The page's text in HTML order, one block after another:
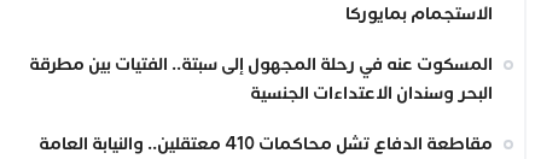
الاستجمام بمايوركا
المسكوت عنه في رحلة المجهول إلى سبتة.. الفتيات بين مطرقة
البحر وسندان الاعتداءات الجنسية
مقاطعة الدفاع تشل محاكمات 410 معتقلين.. والنيابة العامة